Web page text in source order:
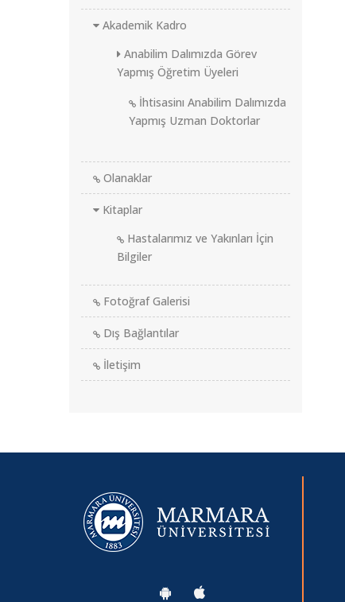
Akademik Kadro
Anabilim Dalımızda Görev
Yapmış Öğretim Üyeleri
İhtisasinı Anabilim Dalımızda
Yapmış Uzman Doktorlar
Olanaklar
Kitaplar
Hastalarımız ve Yakınları İçin
Bilgiler
Fotoğraf Galerisi
Dış Bağlantılar
İletişim